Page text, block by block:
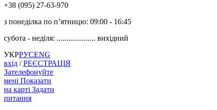
+38 (‎‎095) 27-63-970
з понеділка по п’ятницю: 09:00 - 16:45
субота - неділя: .................... вихідний
УКРРУСENG
вхід /РЕЄСТРАЦІЯ
Зателефонуйте
мені Показати
на карті Задати
питання